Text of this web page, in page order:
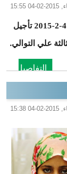
15:55
قرر مجلس الوزراء الموريتاني اليوم الأربعاء 4-2-2015 تأجيل
علي التوالي.
التفاصيل
15:38